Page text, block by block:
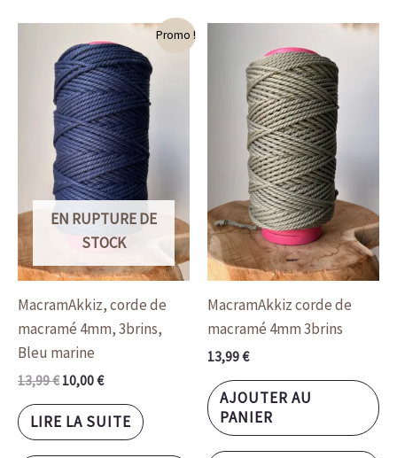
Promo !
EN RUPTURE DE
STOCK
MacramAkkiz, corde de
macramé 4mm, 3brins,
Bleu marine
13,99€
prix
initial
était :
13,99 €.
10,00€
prix
actuel
est :
10,00 €.
LIRE LA SUITE
MacramAkkiz corde de
macramé 4mm 3brins
13,99€
AJOUTER AU
PANIER